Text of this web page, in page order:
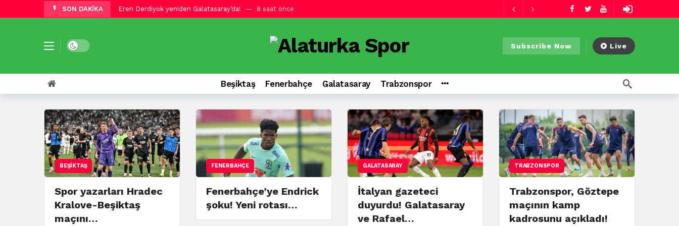
SON DAKİKA Galatasaray, Efe Mandıracı ile 2 yıllık sözleşme imzaladı
Dursun Özbek: Galatasaray olarak çocukların sporla buluşması için elimizden gelen her şeyi yapıyoruz
Galatasaray’dan transferde 10 numara harekatı! İşte gündeme gelen son isim 12 saat önce
Trabzonspor’dan Tim Jabol Folcarelli için sakatlık açıklaması! 12 saat önce
Fenerbahçe’den Marsilya’dan yeni yıldız! İşte o isim… 15 saat önce
İtalyan gazeteci duyurdu! Galatasaray ve Rafael Leao… 6 saat önce
Subscribe Now Live
Beşiktaş Fenerbahçe Galatasaray Trabzonspor
BEŞIKTAŞ
Spor yazarları Hradec
Kralove-Beşiktaş
maçını…
FENERBAHÇE
Fenerbahçe’ye Endrick
şoku! Yeni rotası…
GALATASARAY
İtalyan gazeteci
duyurdu! Galatasaray
ve Rafael…
TRABZONSPOR
Trabzonspor, Göztepe
maçının kamp
kadrosunu açıkladı!